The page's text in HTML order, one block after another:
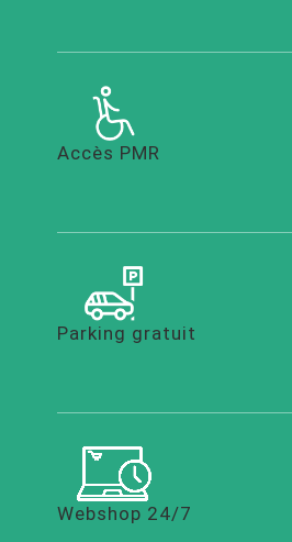
Accès PMR
Parking gratuit
Webshop 24/7